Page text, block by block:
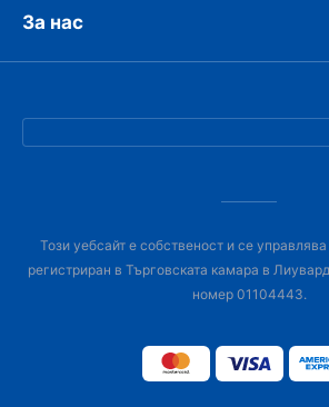
За нас
Този уебсайт е собственост и се управлява
регистриран в Търговската камара в
номер 01104443.